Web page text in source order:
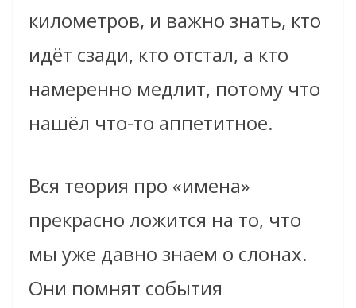
километров, и важно знать, кто
идёт сзади, кто отстал, а кто
намеренно медлит, потому что
нашёл что-то аппетитное.
Вся теория про «имена»
прекрасно ложится на то, что
мы уже давно знаем о слонах.
Они помнят события